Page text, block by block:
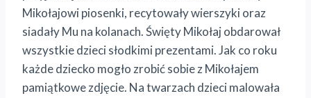
Mikołajowi piosenki, recytowały wierszyki oraz
siadały Mu na kolanach. Święty Mikołaj obdarował
wszystkie dzieci słodkimi prezentami. Jak co roku
każde dziecko mogło zrobić sobie z Mikołajem
pamiątkowe zdjęcie. Na twarzach dzieci malowała